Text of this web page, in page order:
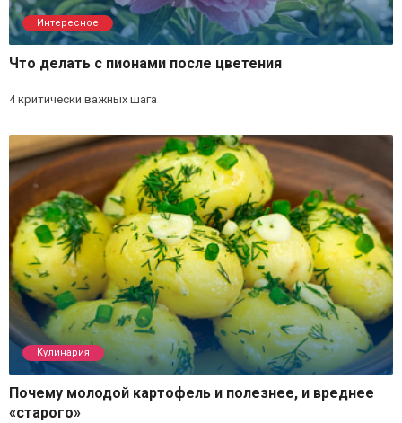
Интересное
Что делать с пионами после цветения
4 критически важных шага
Кулинария
Почему молодой картофель и полезнее, и вреднее
«старого»